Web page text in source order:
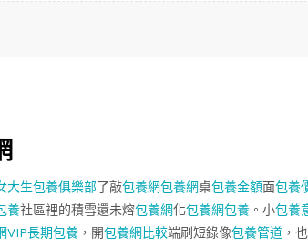
大生包養俱樂部了敲包養網包養網桌包養金額面包養
養社區裡的積雪還未熔包養網化包養網包養 。小包養
VIP長期包養 ，開包養網比較端刷短錄像包養管道 ，